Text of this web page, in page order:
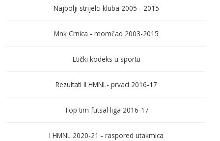
Najbolji strijelci kluba 2005 - 2015
Mnk Crnica - momčad 2003-2015
Etički kodeks u sportu
Rezultati II HMNL- prvaci 2016-17
Top tim futsal liga 2016-17
I HMNL 2020-21 - raspored utakmica